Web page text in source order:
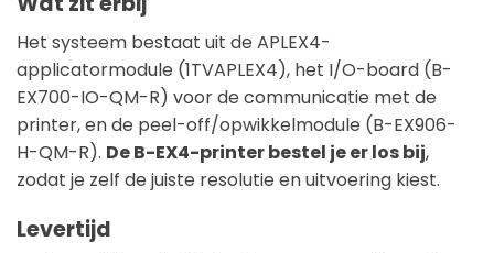
Het systeem bestaat uit de APLEX4-
applicatormodule (1TVAPLEX4), het I/O-board (B-
EX700-IO-QM-R) voor de communicatie met de
printer, en de peel-off/opwikkelmodule (B-EX906-
H-QM-R). De B-EX4-printer bestel je er los bij,
zodat je zelf de juiste resolutie en uitvoering kiest.
Levertijd